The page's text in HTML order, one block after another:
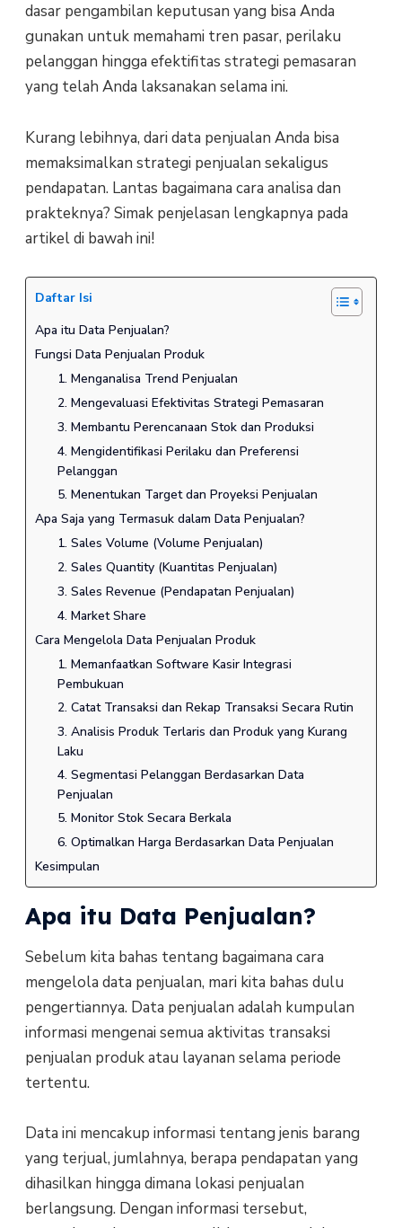
dasar pengambilan keputusan yang bisa Anda
gunakan untuk memahami tren pasar, perilaku
pelanggan hingga efektifitas strategi pemasaran
yang telah Anda laksanakan selama ini.
Kurang lebihnya, dari data penjualan Anda bisa
memaksimalkan strategi penjualan sekaligus
pendapatan. Lantas bagaimana cara analisa dan
prakteknya? Simak penjelasan lengkapnya pada
artikel di bawah ini!
Daftar Isi
Apa itu Data Penjualan?
Fungsi Data Penjualan Produk
1. Menganalisa Trend Penjualan
2. Mengevaluasi Efektivitas Strategi Pemasaran
3. Membantu Perencanaan Stok dan Produksi
4. Mengidentifikasi Perilaku dan Preferensi
Pelanggan
5. Menentukan Target dan Proyeksi Penjualan
Apa Saja yang Termasuk dalam Data Penjualan?
1. Sales Volume (Volume Penjualan)
2. Sales Quantity (Kuantitas Penjualan)
3. Sales Revenue (Pendapatan Penjualan)
4. Market Share
Cara Mengelola Data Penjualan Produk
1. Memanfaatkan Software Kasir Integrasi
Pembukuan
2. Catat Transaksi dan Rekap Transaksi Secara Rutin
3. Analisis Produk Terlaris dan Produk yang Kurang
Laku
4. Segmentasi Pelanggan Berdasarkan Data
Penjualan
5. Monitor Stok Secara Berkala
6. Optimalkan Harga Berdasarkan Data Penjualan
Kesimpulan
Apa itu Data Penjualan?
Sebelum kita bahas tentang bagaimana cara
mengelola data penjualan, mari kita bahas dulu
pengertiannya. Data penjualan adalah kumpulan
informasi mengenai semua aktivitas transaksi
penjualan produk atau layanan selama periode
tertentu.
Data ini mencakup informasi tentang jenis barang
yang terjual, jumlahnya, berapa pendapatan yang
dihasilkan hingga dimana lokasi penjualan
berlangsung. Dengan informasi tersebut,